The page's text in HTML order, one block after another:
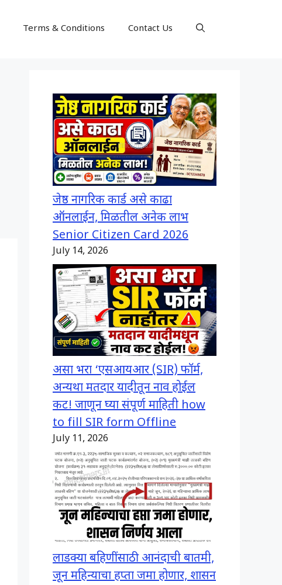
Terms & Conditions Contact Us
जेष्ठ नागरिक कार्ड असे काढा
ऑनलाईन, मिळतील अनेक लाभ
Senior Citizen Card 2026
July 14, 2026
असा भरा ‘एसआयआर (SIR) फॉर्म,
अन्यथा मतदार यादीतून नाव होईल
कट! जाणून घ्या संपूर्ण माहिती how
to fill SIR form Offline
July 11, 2026
लाडक्या बहिणींसाठी आनंदाची बातमी,
जून महिन्याचा हप्ता जमा होणार, शासन